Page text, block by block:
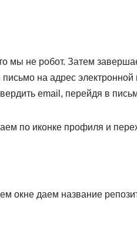
мы не робот. Затем
на адрес электронной
email, перейдя в
по иконке профиля и
окне даем название